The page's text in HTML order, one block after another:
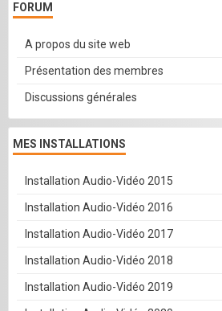
FORUM
A propos du site web
Présentation des membres
Discussions générales
MES INSTALLATIONS
Installation Audio-Vidéo 2015
Installation Audio-Vidéo 2016
Installation Audio-Vidéo 2017
Installation Audio-Vidéo 2018
Installation Audio-Vidéo 2019